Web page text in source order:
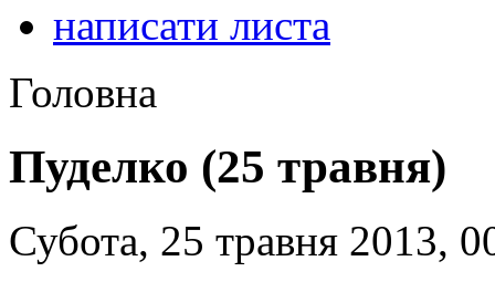
написати листа
Головна
Пуделко (25 травня)
Субота, 25 травня 2013,